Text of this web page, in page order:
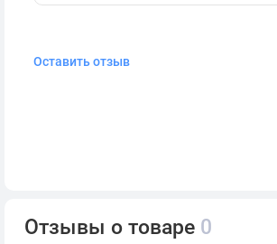
Оставить отзыв
Отзывы о товаре 0